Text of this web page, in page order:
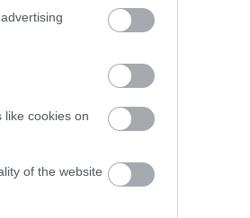
like cookies on
of the website
a
Aston Villa
Átigazolások
Benjamin Sesko
Brandon Williams